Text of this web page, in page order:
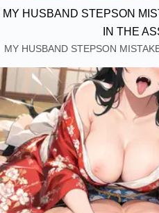
MY HUSBAND STEPSON
IN THE
MY HUSBAND STEPSON
ASS